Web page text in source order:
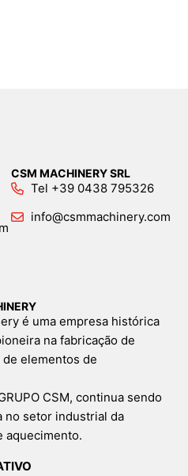
CSM MACHINERY SRL
Tel +39 0438 795326
info@csmmachinery.com
é uma empresa histórica
na fabricação de
de elementos de
CSM, continua sendo
no setor industrial da
aquecimento.